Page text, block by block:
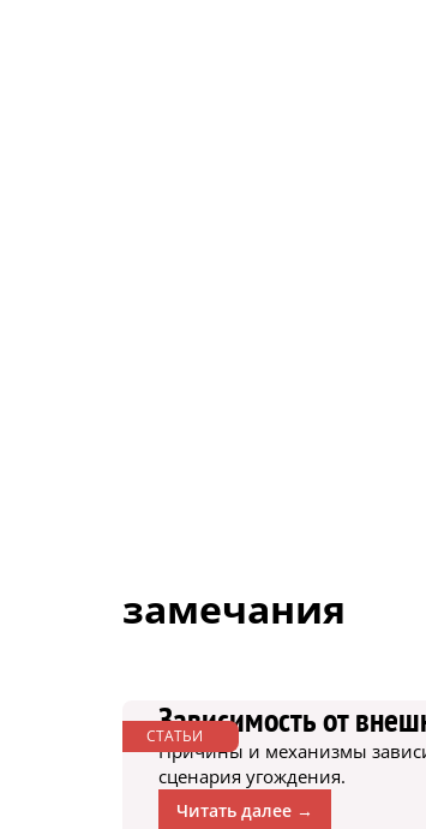
замечания
СТАТЬИ
Зависимость от
Причины и механизмы
сценария угождения.
Читать далее →